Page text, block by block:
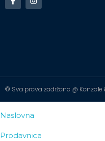
© Sva prava zadržana @ Konzole
Naslovna
Prodavnica